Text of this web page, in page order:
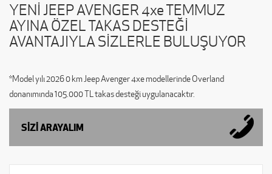
YENİ JEEP AVENGER 4xe TEMMUZ
AYINA ÖZEL TAKAS DESTEĞİ
AVANTAJIYLA SİZLERLE BULUŞUYOR
*Model yılı 2026 0 km Jeep Avenger 4xe modellerinde Overland
donanımında 105.000 TL takas desteği uygulanacaktır.
SİZİ ARAYALIM